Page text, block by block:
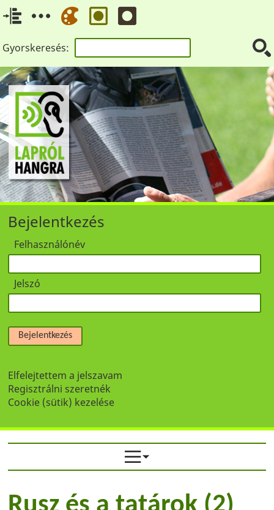
Gyorskeresés:
Bejelentkezés
Felhasználónév
Jelszó
Bejelentkezés
Elfelejtettem a jelszavam
Regisztrálni szeretnék
Cookie (sütik) kezelése